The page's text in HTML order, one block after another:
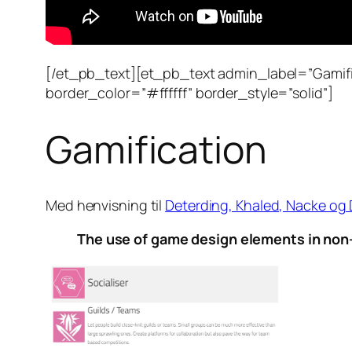
[/et_pb_text][et_pb_text
border_color=”#ffffff” border_style=”solid”]
Gamification
Med henvisning til Deterding, Khaled, Nacke og
The use of game design elements in